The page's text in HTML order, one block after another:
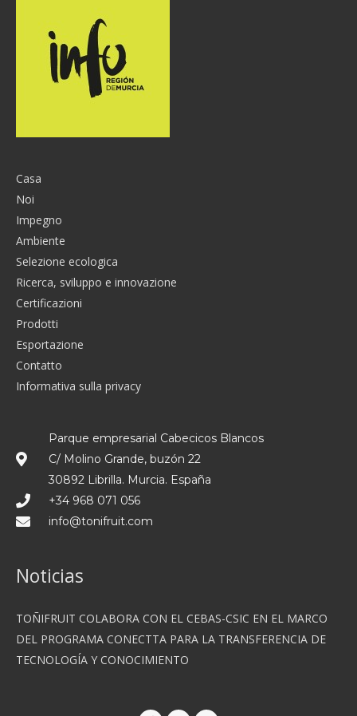
Casa
Noi
Impegno
Ambiente
Selezione ecologica
Ricerca, sviluppo e innovazione
Certificazioni
Prodotti
Esportazione
Contatto
Informativa sulla privacy
Parque empresarial Cabecicos Blancos
C/ Molino Grande, buzón 22
30892 Librilla. Murcia. España
+34 968 071 056
info@tonifruit.com
Noticias
TOÑIFRUIT COLABORA CON EL CEBAS-CSIC EN EL MARCO
DEL PROGRAMA CONECTTA PARA LA TRANSFERENCIA DE
TECNOLOGÍA Y CONOCIMIENTO